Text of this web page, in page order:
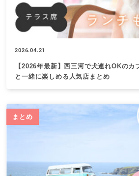
2026.04.21
【2026年最新】西三河で犬連れOKのカ
と一緒に楽しめる人気店まとめ
まとめ